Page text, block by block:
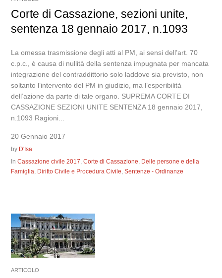
Corte di Cassazione, sezioni unite,
sentenza 18 gennaio 2017, n.1093
La omessa trasmissione degli atti al PM, ai sensi dell’art. 70
c.p.c., è causa di nullità della sentenza impugnata per mancata
integrazione del contraddittorio solo laddove sia previsto, non
soltanto l’intervento del PM in giudizio, ma l’esperibilità
dell’azione da parte di tale organo. SUPREMA CORTE DI
CASSAZIONE SEZIONI UNITE SENTENZA 18 gennaio 2017,
n.1093 Ragioni...
20 Gennaio 2017
by D'Isa
InCassazione civile 2017 ,Corte di Cassazione Delle persone e della
Famiglia Diritto Civile e Procedura Civile ,Sentenze - Ordinanze
ARTICOLO